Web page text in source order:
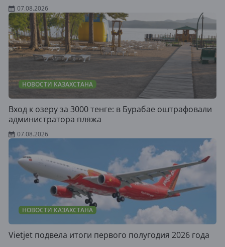
07.08.2026
НОВОСТИ КАЗАХСТАНА
Вход к озеру за 3000 тенге: в Бурабае оштрафовали
администратора пляжа
07.08.2026
НОВОСТИ КАЗАХСТАНА
Vietjet подвела итоги первого полугодия 2026 года